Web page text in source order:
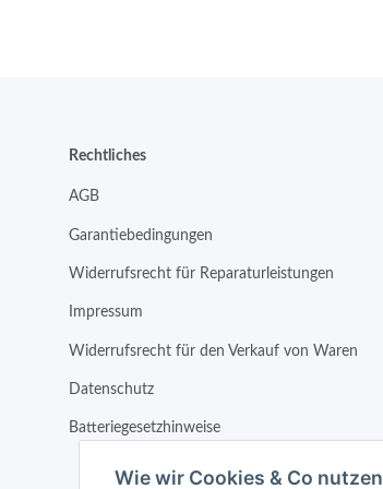
Rechtliches
AGB
Garantiebedingungen
Widerrufsrecht für Reparaturleistungen
Impressum
Widerrufsrecht für den Verkauf von Waren
Datenschutz
Batteriegesetzhinweise
Wie wir Cookies & Co nutzen